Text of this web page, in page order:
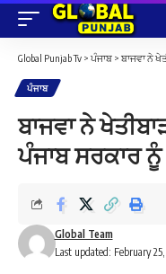
Global Punjab Tv > ਪੰਜਾਬ > ਬਾਜਵਾ ਨੇ
ਪੰਜਾਬ
ਬਾਜਵਾ ਨੇ
ਪੰਜਾਬ ਸਰਕਾਰ
Last updated: February
Global Team